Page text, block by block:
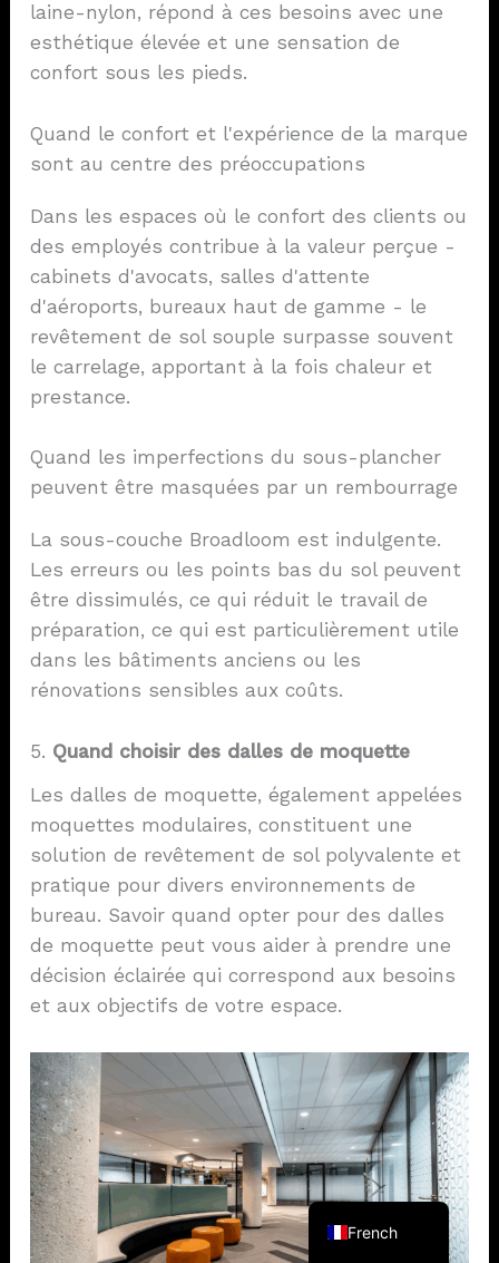
laine-nylon, répond à ces besoins avec une
esthétique élevée et une sensation de
confort sous les pieds.
Quand le confort et l'expérience de la marque
sont au centre des préoccupations
Dans les espaces où le confort des clients ou
des employés contribue à la valeur perçue -
cabinets d'avocats, salles d'attente
d'aéroports, bureaux haut de gamme - le
revêtement de sol souple surpasse souvent
le carrelage, apportant à la fois chaleur et
prestance.
Quand les imperfections du sous-plancher
peuvent être masquées par un rembourrage
La sous-couche Broadloom est indulgente.
Les erreurs ou les points bas du sol peuvent
être dissimulés, ce qui réduit le travail de
préparation, ce qui est particulièrement utile
dans les bâtiments anciens ou les
rénovations sensibles aux coûts.
5. Quand choisir des dalles de moquette
Les dalles de moquette, également appelées
moquettes modulaires, constituent une
solution de revêtement de sol polyvalente et
pratique pour divers environnements de
bureau. Savoir quand opter pour des dalles
de moquette peut vous aider à prendre une
décision éclairée qui correspond aux besoins
et aux objectifs de votre espace.
French
English
Japanese
Korean
Spanish
German